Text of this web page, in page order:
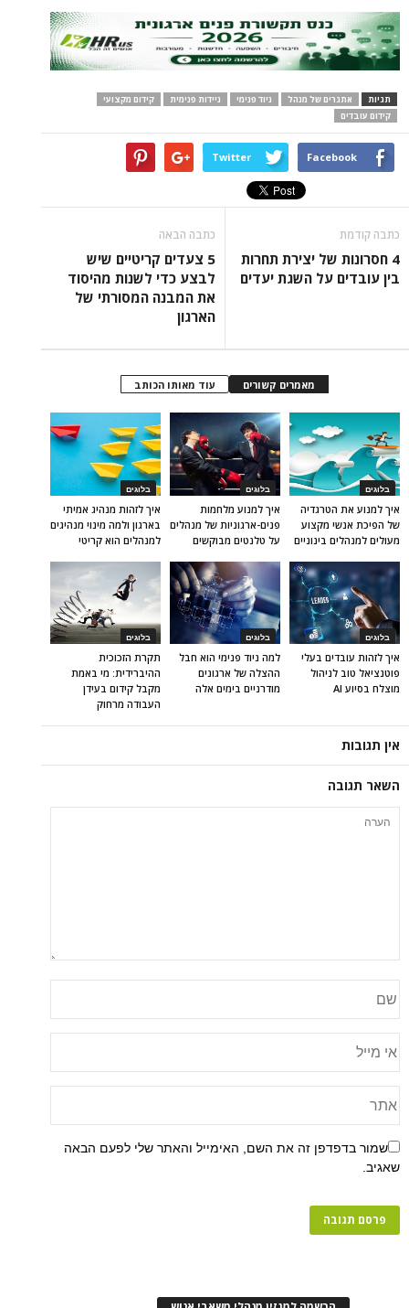
תגיות אתגרים של מנהל ניוד פנימי ניידות פנימית
קידום מקצועי
קידום עובדים
Facebook
Twitter
כתבה קודמת
4 חסרונות של יצירת תחרות
בין עובדים על השגת יעדים
כתבה הבאה
5 צעדים קריטיים שיש
לבצע כדי לשנות מהיסוד
את המבנה המסורתי של
הארגון
מאמרים קשורים עוד מאותו הכותב
בלוגים
איך לזהות מנהיג אמיתי
בארגון ולמה מינוי מנהיגים
למנהלים הוא קריטי
בלוגים
איך למנוע מלחמות
פנים-ארגוניות של מנהלים
על טלנטים מבוקשים
בלוגים
איך למנוע את הטרגדיה
של הפיכת אנשי מקצוע
מעולים למנהלים בינוניים
בלוגים
תקרת הזכוכית
ההיברידית: מי באמת
מקבל קידום בעידן
העבודה מרחוק
בלוגים
למה ניוד פנימי הוא חבל
ההצלה של ארגונים
מודרניים בימים אלה
בלוגים
איך לזהות עובדים בעלי
פוטנציאל טוב לניהול
מוצלח בסיוע AI
אין תגובות
השאר תגובה
שמור בדפדפן זה את השם, האימייל והאתר שלי לפעם הבאה
שאגיב.